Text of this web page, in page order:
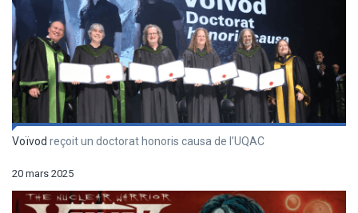
Voïvod reçoit un doctorat honoris causa de l’UQAC
20 mars 2025